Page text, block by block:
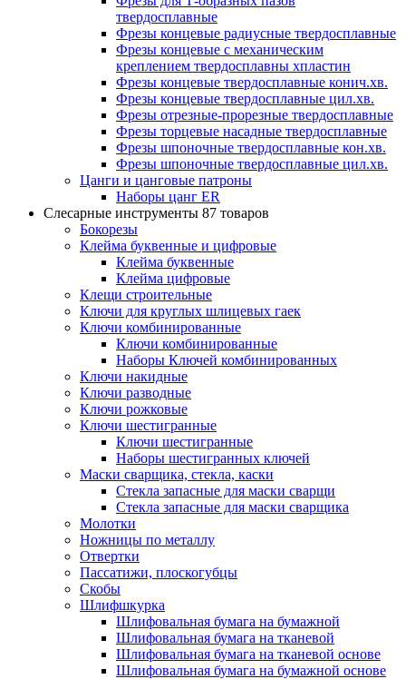
твердосплавные
Фрезы концевые радиусные твердосплавные
Фрезы концевые с механическим
креплением твердосплавны хпластин
Фрезы концевые твердосплавные конич.хв.
Фрезы концевые твердосплавные цил.хв.
Фрезы отрезные-прорезные твердосплавные
Фрезы торцевые насадные твердосплавные
Фрезы шпоночные твердосплавные кон.хв.
Фрезы шпоночные твердосплавные цил.хв.
Цанги и цанговые патроны
Наборы цанг ER
Слесарные инструменты 87 товаров
Бокорезы
Клейма буквенные и цифровые
Клейма буквенные
Клейма цифровые
Клещи строительные
Ключи для круглых шлицевых гаек
Ключи комбинированные
Ключи комбинированные
Наборы Ключей комбинированных
Ключи накидные
Ключи разводные
Ключи рожковые
Ключи шестигранные
Ключи шестигранные
Наборы шестигранных ключей
Маски сварщика, стекла, каски
Стекла запасные для маски сварщи
Стекла запасные для маски сварщика
Молотки
Ножницы по металлу
Отвертки
Пассатижи, плоскогубцы
Скобы
Шлифшкурка
Шлифовальная бумага на бумажной
Шлифовальная бумага на тканевой
Шлифовальная бумага на тканевой основе
Шлифовальная бумага на бумажной основе